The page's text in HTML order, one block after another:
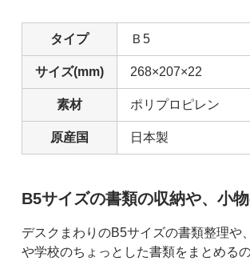
タイプ Ｂ5
サイズ(mm) 268×207×22
素材 ポリプロピレン
原産国 日本製
B5サイズの書類の収納や、小物
デスクまわりのB5サイズの書類整理や
や学校のちょっとした書類をまとめるの
ホワイト
162円(税込)
ブラック
162円(税込)